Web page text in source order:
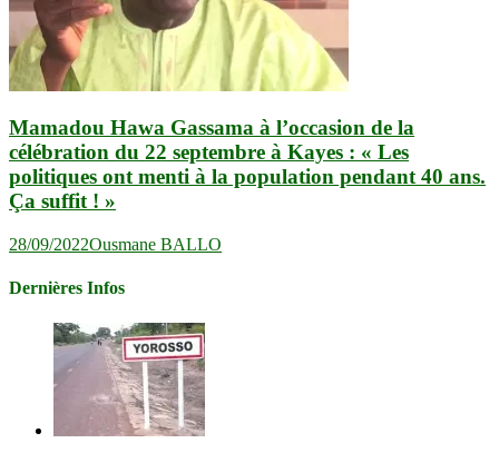
Mamadou Hawa Gassama à l’occasion de la
célébration du 22 septembre à Kayes : « Les
politiques ont menti à la population pendant 40 ans.
Ça suffit ! »
28/09/2022Ousmane BALLO
Dernières Infos